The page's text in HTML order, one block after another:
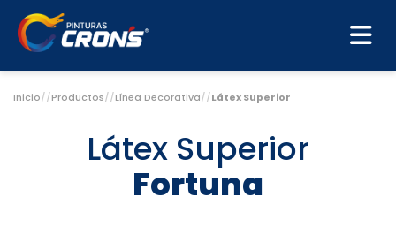
Inicio//Productos//Línea Decorativa//Látex Superior
Látex Superior
Fortuna